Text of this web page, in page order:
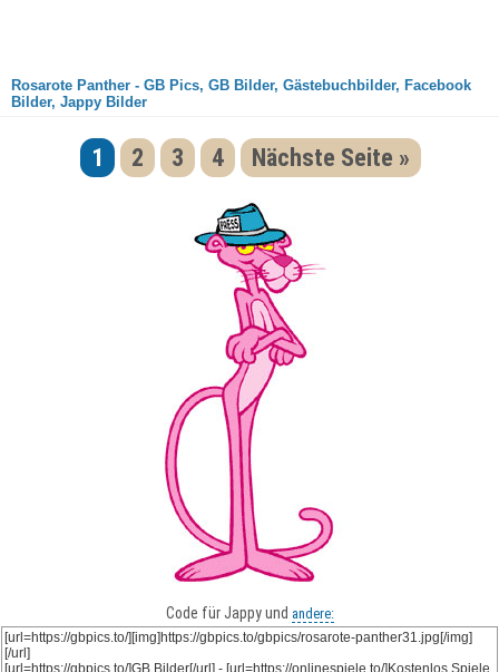
Rosarote Panther - GB Pics, GB Bilder, Gästebuchbilder, Facebook
Bilder, Jappy Bilder
1 2 3 4 Nächste Seite »
Code für Jappy und andere: